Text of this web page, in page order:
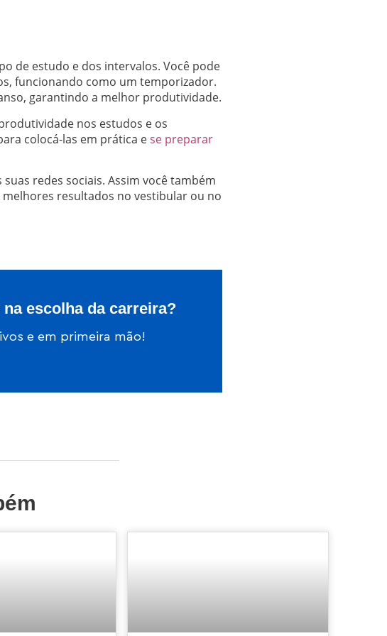
de estudo e dos intervalos. Você pode
funcionando como um temporizador.
garantindo a melhor produtividade.
nos estudos e os
colocá-las em prática ese preparar
redes sociais. Assim você também
resultados no vestibular ou no
escolha da carreira?
e em primeira mão!